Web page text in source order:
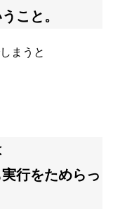
こと。
まうと
行をためらっ